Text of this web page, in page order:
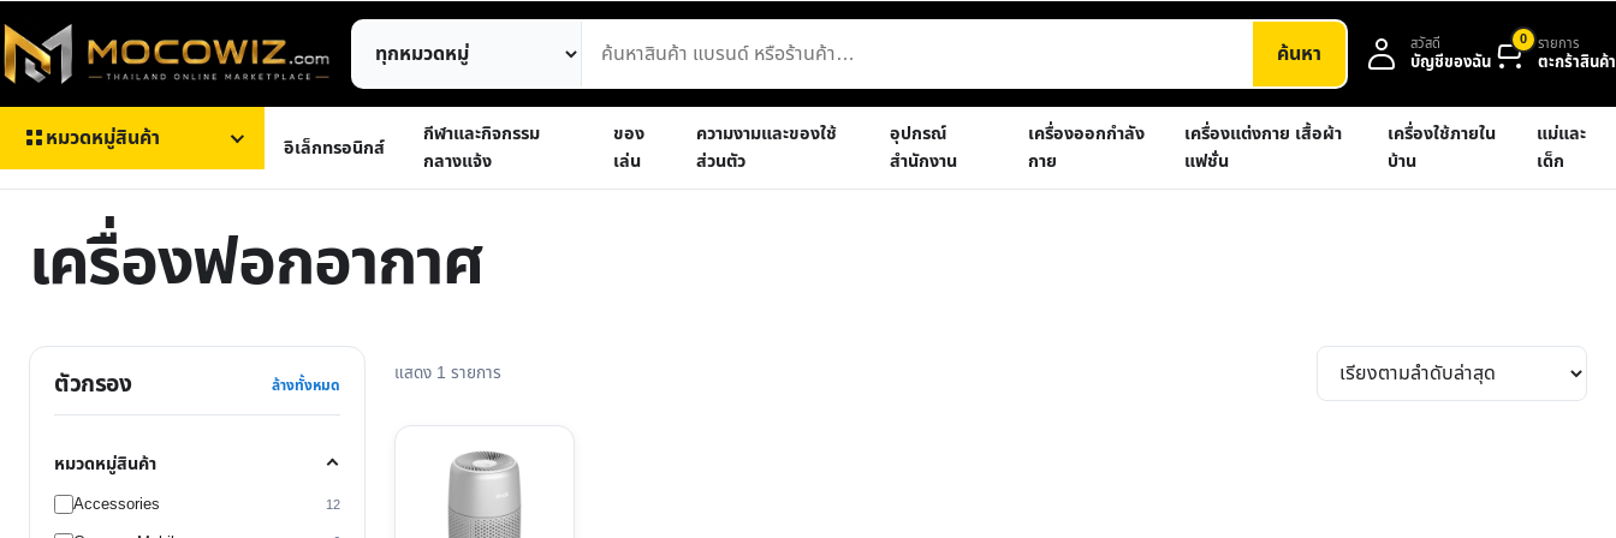
ไป
ยัง
เนื้อหา
ค้นหา
สินค้า
ค้นหา สวัสดี
บัญชีของฉัน
0 รายการ
ตะกร้าสินค้า
หมวดหมู่สินค้า อิเล็กทรอนิกส์
กีฬาและกิจกรรม
กลางแจ้ง
ของ
เล่น
ความงามและของใช้
ส่วนตัว
อุปกรณ์
สำนักงาน
เครื่องออกกำลัง
กาย
เครื่องแต่งกาย เสื้อผ้า
แฟชั่น
เครื่องใช้ภายใน
บ้าน
แม่และ
เด็ก
เครื่องฟอกอากาศ
ตัวกรอง ล้างทั้งหมด
หมวดหมู่สินค้า
Accessories 12
แสดง 1 รายการ